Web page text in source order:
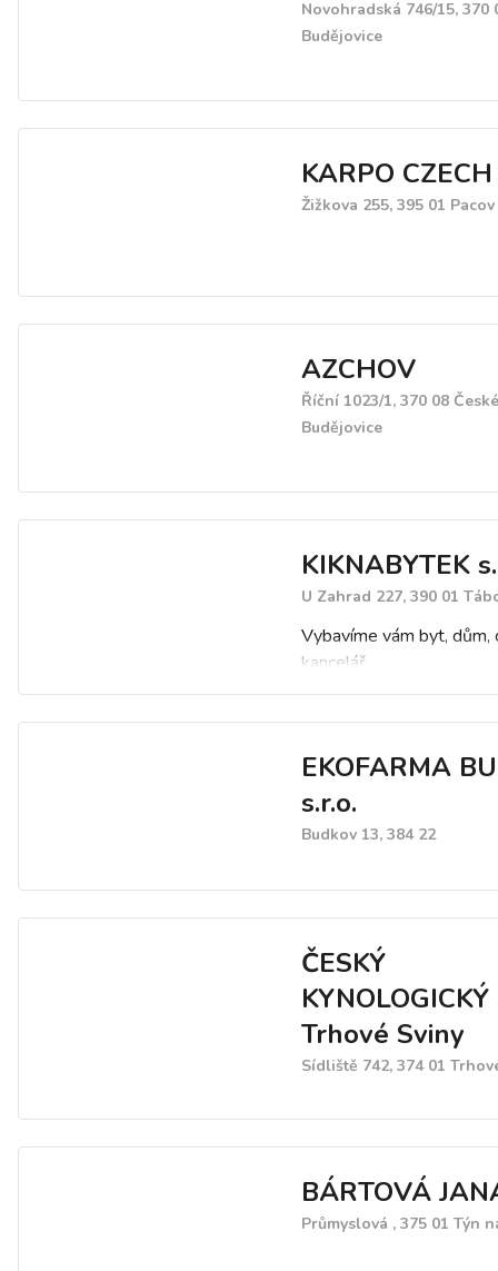
Novohradská 746/15, 370
Budějovice
KARPO
Žižkova 255, 395 01 Pacov
AZCHOV
Říční 1023/1, 370 08 České
Budějovice
KIKNABYTEK
U Zahrad 227, 390 01
Vybavíme vám byt, dům,
kancelář.
Naleznete u nás nábytek
obýváku, předsíně či na
K dispozici je Vám i
kancelářský a nábytek z
EKOFARMA
s.r.o.
Budkov 13, 384 22
ČESKÝ
Trhové Sviny
Sídliště 742, 374 01
BÁRTOVÁ
Průmyslová , 375 01 Týn